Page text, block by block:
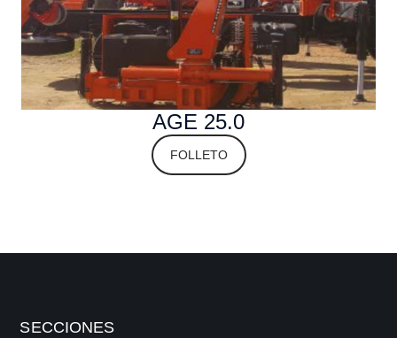
AGE 25.0
FOLLETO
SECCIONES